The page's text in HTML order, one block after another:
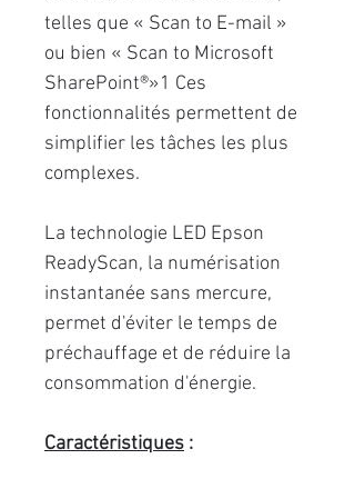
telles que « Scan to E-mail »
ou bien « Scan to Microsoft
SharePoint®»1 Ces
fonctionnalités permettent de
simplifier les tâches les plus
complexes.
La technologie LED Epson
ReadyScan, la numérisation
instantanée sans mercure,
permet d'éviter le temps de
préchauffage et de réduire la
consommation d'énergie.
Caractéristiques :